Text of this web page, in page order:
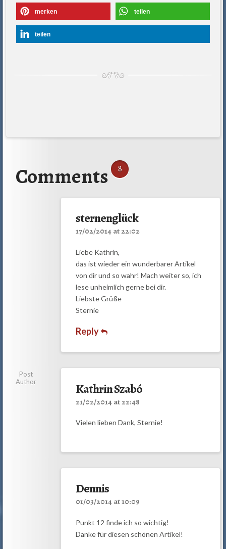
merken teilen
teilen
Comments 8
sternenglück
17/02/2014 at 22:02
Liebe Kathrin,
das ist wieder ein wunderbarer Artikel
von dir und so wahr! Mach weiter so, ich
lese unheimlich gerne bei dir.
Liebste Grüße
Sternie
Reply
Post
Author
Kathrin Szabó
21/02/2014 at 22:48
Vielen lieben Dank, Sternie!
Dennis
01/03/2014 at 10:09
Punkt 12 finde ich so wichtig!
Danke für diesen schönen Artikel!